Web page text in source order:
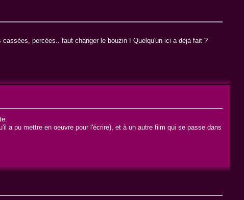
percées.. faut changer le bouzin ! Quelqu'un ici a déjà fait ?
a pu mettre en oeuvre pour l'écrire), et à un autre film qui se passe dans